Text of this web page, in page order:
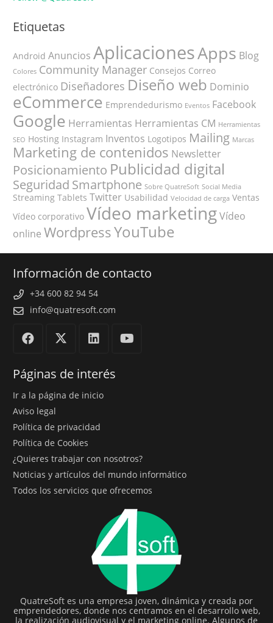
Etiquetas
Android Anuncios AplicacionesApps Blog
Colores Community Manager Consejos Correo
electrónico Diseñadores Diseño web Dominio
eCommerce Emprendedurismo Eventos Facebook
Google Herramientas Herramientas CM Herramientas
SEO Hosting Instagram Inventos Logotipos Mailing Marcas
Marketing de contenidos Newsletter
Posicionamiento Publicidad digital
Seguridad Smartphone Sobre QuatreSoft Social Media
Streaming Tablets Twitter Usabilidad Velocidad de carga Ventas
Vídeo corporativo Vídeo marketingVídeo
online WordpressYouTube
Información de contacto
+34 600 82 94 54
info@quatresoft.com
Páginas de interés
Ir a la página de inicio
Aviso legal
Política de privacidad
Política de Cookies
¿Quieres trabajar con nosotros?
Noticias y artículos del mundo informático
Todos los servicios que ofrecemos
QuatreSoft es una empresa joven, dinámica y creada por
emprendedores, donde nos centramos en el desarrollo web,
la realización audiovisual y el marketing online. Algunos de